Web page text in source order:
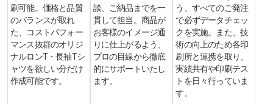
刷可能。価格と品質
のバランスが取れ
た、コストパフォー
マンス抜群のオリジ
ナルロンT・長袖Tシ
ャツを欲しい分だけ
作成可能です。
談、ご納品までを一
貫して担当。商品が
お客様のイメージ通
りに仕上がるよう、
プロの目線から徹底
的にサポートいたし
ます。
う、すべてのご発注
で必ずデータチェッ
クを実施。また、技
術の向上のため各印
刷所と連携を取り、
実績共有や印刷テス
トを日々行っていま
す。